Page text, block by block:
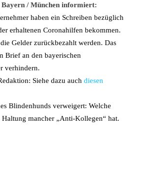
/ München informiert:
haben ein Schreiben bezüglich
erhaltenen Coronahilfen bekommen.
Gelder zurückbezahlt werden. Das
Brief an den bayerischen
verhindern.
Siehe dazu auch diesen
Blindenhunds verweigert: Welche
Haltung mancher „Anti-Kollegen“ hat.